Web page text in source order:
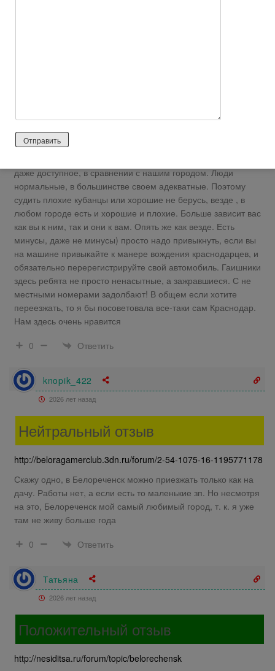
зарплаты приличные жить можно. Образование на уровне,
большой город есть большой город, так вот если есть детки
школьники советую не ехать в маленькие городки. Мы сами
даже доступное, в сравнении с нашим городом. Люди
нормальные, в большинстве своем адекватные. Поэтому
судить плохие кубанцы или хорошие не берусь, везде , в
любом городе есть и хорошие и плохие. Больше зависит вас
как вы к ним, так и они к вам. Опять же как везде. Есть
минусы, даже не минусы) просто надо привыкнуть, если вы
на машине привыкайте к манере вождения краснодарцев, и
обязательно перерегистрируйте свой автомобиль. Гаишники
здесь ребята не просто ненасытные, а зажравшиеся. С не
местными номерами задолбают! В общем если хотите
переезжать, то я бы посоветовала все-таки сам Краснодар.
Нам здесь очень нравится
0
Ответить
knopik_422
2026 лет назад
Нейтральный отзыв
http://beloragamerclub.3dn.ru/forum/2-54-1075-16-1195771178
Скажу одно, в Белореченск можно приезжать только как на
дачу. Работы нет, а если есть то маленькие зп. Но несмотря
на это, Белореченск мой самый любимый город, т. к. я уже
там не живу больше года
0
Ответить
Татьяна
2026 лет назад
Положительный отзыв
http://nesiditsa.ru/forum/topic/belorechensk